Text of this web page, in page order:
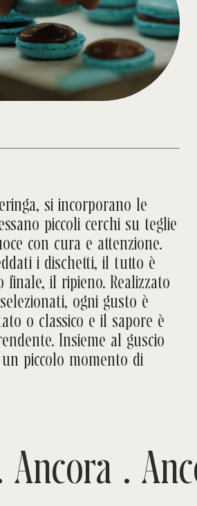
si incorporano le
piccoli cerchi su teglie
con cura e attenzione.
i dischetti, il tutto è
finale, il ripieno. Realizzato
ogni gusto è
o classico e il sapore è
Insieme al guscio
piccolo momento di
Ancora .